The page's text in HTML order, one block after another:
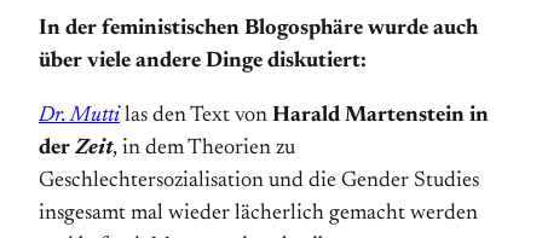
In der feministischen Blogosphäre wurde auch
über viele andere Dinge diskutiert:
Dr. Mutti las den Text von Harald Martenstein in
der Zeit, in dem Theorien zu
Geschlechtersozialisation und die Gender Studies
insgesamt mal wieder lächerlich gemacht werden